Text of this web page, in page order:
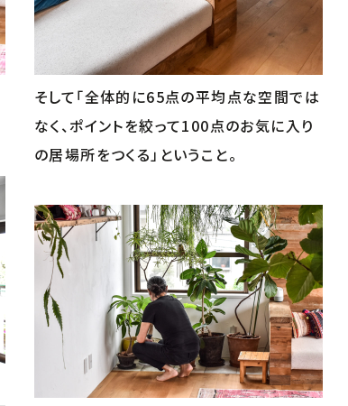
そして「全体的に65点の平均点な空間では
なく、ポイントを絞って100点のお気に入り
の居場所をつくる」ということ。